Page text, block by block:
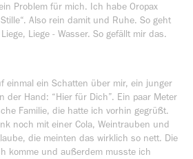
Problem für mich. Ich habe Oropax
Also rein damit und Ruhe. So geht
Liege - Wasser. So gefällt mir das.
einmal ein Schatten über mir, ein junger
der Hand: “Hier für Dich”. Ein paar Meter
Familie, die hatte ich vorhin gegrüßt.
noch mit einer Cola, Weintrauben und
die meinten das wirklich so nett. Die
komme und außerdem musste ich